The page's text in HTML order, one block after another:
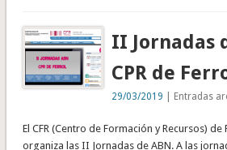
II Jornadas
CPR de
29/03/2019 | Entradas
El CFR (Centro de Formación y Recursos) de
organiza las II Jornadas de ABN. A las